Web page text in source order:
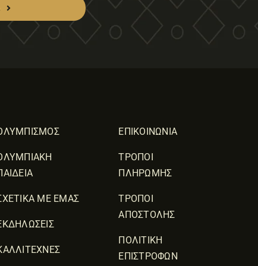
ΜΕ ΕΜΑΣ
ΕΠΙΚΟΙΝΩΝΙΑ
ΤΡΟΠΟΙ
ΠΛΗΡΩΜΗΣ
ΤΡΟΠΟΙ
ΑΠΟΣΤΟΛΗΣ
ΠΟΛΙΤΙΚΗ
ΕΠΙΣΤΡΟΦΩΝ